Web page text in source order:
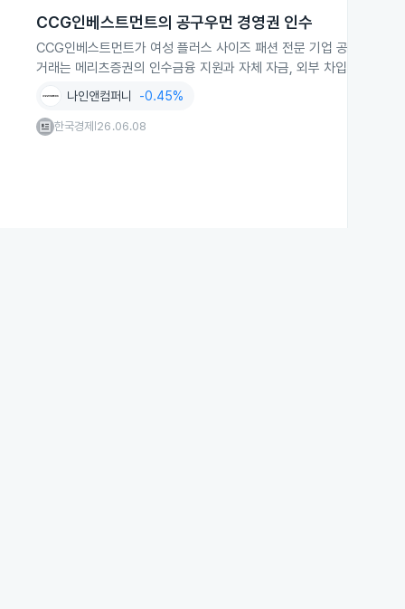
CCG인베스트먼트의 공구우먼 경영권 인수
CCG인베스트먼트가 여성 플러스 사이즈 패션 전문 기업 공구우먼
거래는 메리츠증권의 인수금융 지원과 자체 자금, 외부 차입으로 이뤄
나인앤컴퍼니 -0.45%
한국경제 26.06.08